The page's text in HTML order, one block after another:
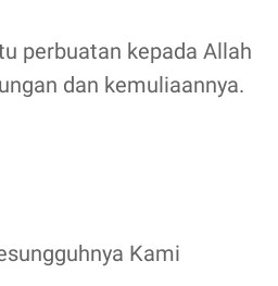
perbuatan kepada Allah
dan kemuliaannya.
Kami